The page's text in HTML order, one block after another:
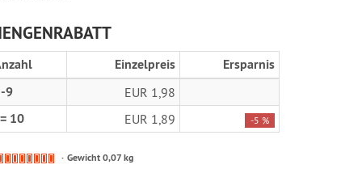
Einzelpreis
Ersparnis
9
EUR 1,98
10 EUR 1,89 -5 %
KeinGewicht 0,07 kg